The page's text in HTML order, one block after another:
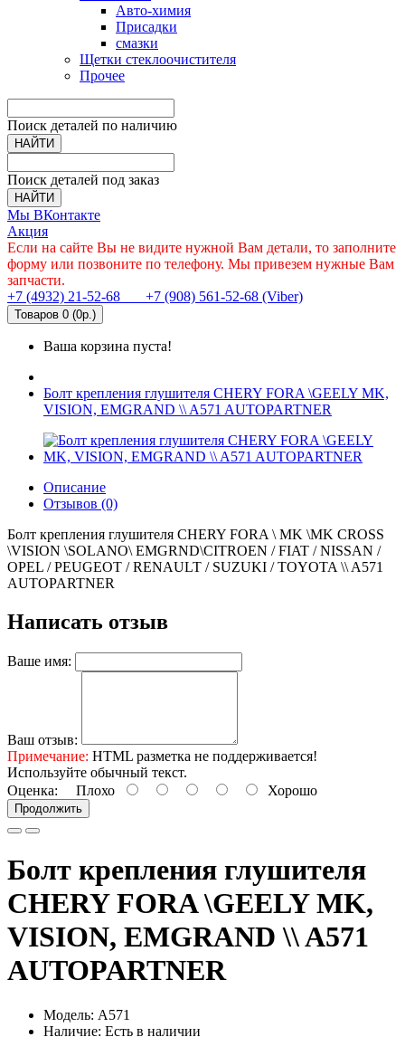
Авто-химия
Присадки
смазки
Щетки стеклоочистителя
Прочее
Поиск деталей по наличию
НАЙТИ
Поиск деталей под заказ
НАЙТИ
Мы ВКонтакте
Акция
Если на сайте Вы не видите нужной Вам детали, то заполните
форму или позвоните по телефону. Мы привезем нужные Вам
запчасти.
+7 (4932) 21-52-68
+7 (908) 561-52-68 (Viber)
Товаров 0 (0р.)
Ваша корзина пуста!
Болт крепления глушителя CHERY FORA \GEELY MK,
VISION, EMGRAND \\ A571 AUTOPARTNER
Описание
Отзывов (0)
Болт крепления глушителя CHERY FORA \ MK \MK CROSS
\VISION \SOLANO\ EMGRND\CITROEN / FIAT / NISSAN /
OPEL / PEUGEOT / RENAULT / SUZUKI / TOYOTA \\ A571
AUTOPARTNER
Написать отзыв
Ваше имя:
Ваш отзыв:
Примечание: HTML разметка не поддерживается!
Используйте обычный текст.
Оценка: Плохо Хорошо
Продолжить
Болт крепления глушителя
CHERY FORA \GEELY MK,
VISION, EMGRAND \\ A571
AUTOPARTNER
Модель: A571
Наличие: Есть в наличии